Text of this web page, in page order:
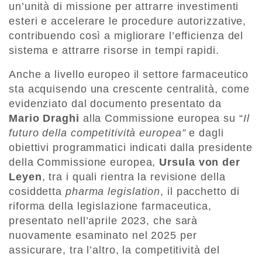
un’unità di missione per attrarre investimenti
esteri e accelerare le procedure autorizzative,
contribuendo così a migliorare l’efficienza del
sistema e attrarre risorse in tempi rapidi.
Anche a livello europeo il settore farmaceutico
sta acquisendo una crescente centralità, come
evidenziato dal documento presentato da
Mario Draghi alla Commissione europea su “Il
futuro della competitività europea”e dagli
obiettivi programmatici indicati dalla presidente
della Commissione europea, Ursula von der
Leyen, tra i quali rientra la revisione della
cosiddetta pharma legislation, il pacchetto di
riforma della legislazione farmaceutica,
presentato nell’aprile 2023, che sarà
nuovamente esaminato nel 2025 per
assicurare, tra l’altro, la competitività del